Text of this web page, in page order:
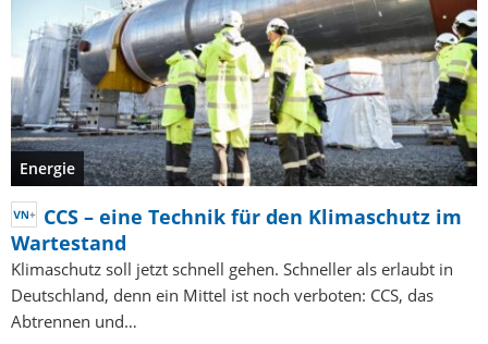
Energie
CCS – eine Technik für den Klimaschutz im
Wartestand
Klimaschutz soll jetzt schnell gehen. Schneller als erlaubt in
Deutschland, denn ein Mittel ist noch verboten: CCS, das
Abtrennen und…